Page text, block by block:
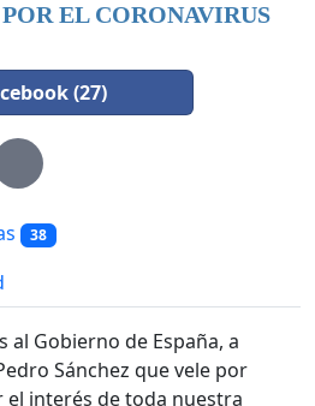
EL CORONAVIRUS
(27)
38
al Gobierno de España, a
Sánchez que vele por
interés de toda nuestra